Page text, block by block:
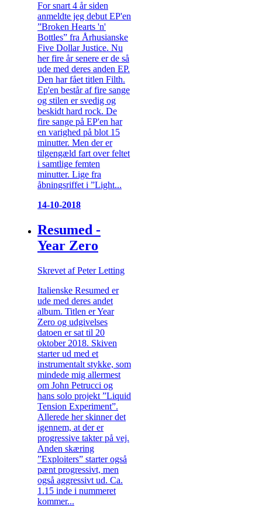
For snart 4 år siden
anmeldte jeg debut EP'en
”Broken Hearts 'n'
Bottles” fra Århusianske
Five Dollar Justice. Nu
her fire år senere er de så
ude med deres anden EP.
Den har fået titlen Filth.
Ep'en består af fire sange
og stilen er svedig og
beskidt hard rock. De
fire sange på EP'en har
en varighed på blot 15
minutter. Men der er
tilgengæld fart over feltet
i samtlige femten
minutter. Lige fra
åbningsriffet i ”Light...
14-10-2018
Resumed -
Year Zero
Skrevet af Peter Letting
Italienske Resumed er
ude med deres andet
album. Titlen er Year
Zero og udgivelses
datoen er sat til 20
oktober 2018. Skiven
starter ud med et
instrumentalt stykke, som
mindede mig allermest
om John Petrucci og
hans solo projekt ”Liquid
Tension Experiment”.
Allerede her skinner det
igennem, at der er
progressive takter på vej.
Anden skæring
”Exploiters” starter også
pænt progressivt, men
også aggressivt ud. Ca.
1.15 inde i nummeret
kommer...